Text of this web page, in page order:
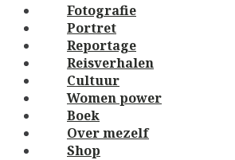
Fotografie
Portret
Reportage
Reisverhalen
Cultuur
Women power
Boek
Over mezelf
Shop